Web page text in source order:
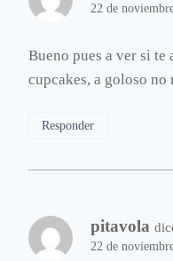
22 de
Bueno pues a ver si te
cupcakes, a goloso no
Responder
pitavola
22 de